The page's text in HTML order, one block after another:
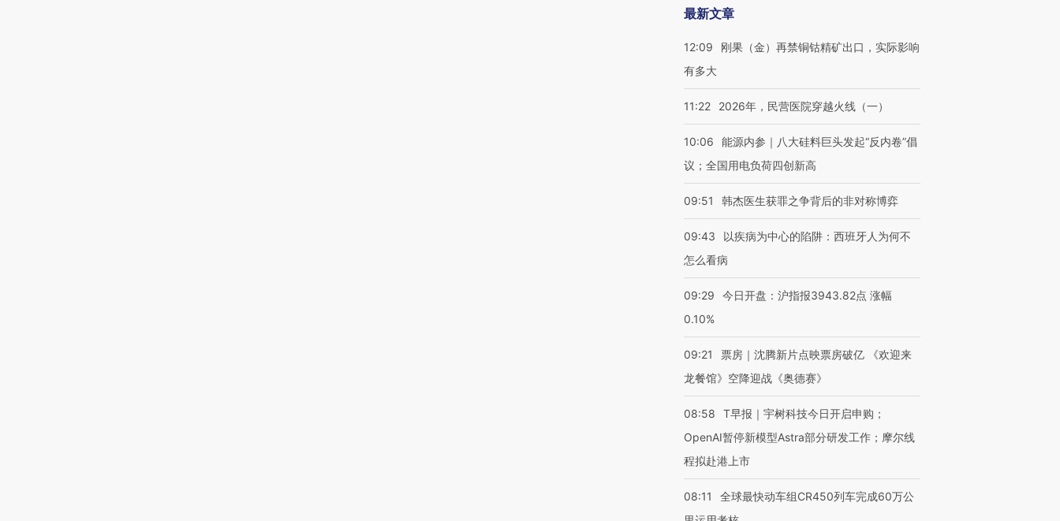
最新文章
12:09
刚果（金）再禁铜钴精矿出口，实际影响
有多大
11:22 2026年，民营医院穿越火线（一）
10:06
能源内参｜八大硅料巨头发起“反内卷”倡
议；全国用电负荷四创新高
09:51 韩杰医生获罪之争背后的非对称博弈
09:43
以疾病为中心的陷阱：西班牙人为何不
怎么看病
09:29
今日开盘：沪指报3943.82点 涨幅
0.10%
09:21
票房｜沈腾新片点映票房破亿 《欢迎来
龙餐馆》空降迎战《奥德赛》
08:58
T早报｜宇树科技今日开启申购；
OpenAI暂停新模型Astra部分研发工作；摩尔线
程拟赴港上市
08:11
全球最快动车组CR450列车完成60万公